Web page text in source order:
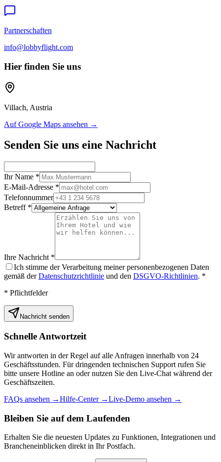
Partnerschaften
info@lobbyflight.com
Hier finden Sie uns
Villach, Austria
Auf Google Maps ansehen →
Senden Sie uns eine Nachricht
Ihr Name *
E-Mail-Adresse *
Telefonnummer
Betreff*
Ihre Nachricht *
Ich stimme der Verarbeitung meiner personenbezogenen Daten
gemäß der Datenschutzrichtlinie und den DSGVO-Richtlinien. *
* Pflichtfelder
Nachricht senden
Schnelle Antwortzeit
Wir antworten in der Regel auf alle Anfragen innerhalb von 24
Geschäftsstunden. Für dringenden technischen Support rufen Sie
bitte unsere Hotline an oder nutzen Sie den Live-Chat während der
Geschäftszeiten.
FAQs ansehen →Hilfe-Center →Live-Demo ansehen →
Bleiben Sie auf dem Laufenden
Erhalten Sie die neuesten Updates zu Funktionen, Integrationen und
Brancheneinblicken direkt in Ihr Postfach.